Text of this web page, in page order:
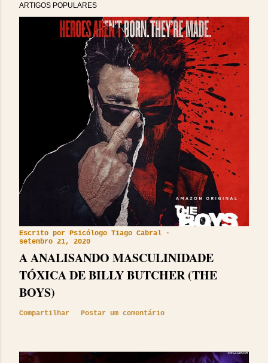
ARTIGOS POPULARES
Escrito por Psicólogo Tiago Cabral
setembro 21, 2020
A ANALISANDO MASCULINIDADE
TÓXICA DE BILLY BUTCHER (THE
BOYS)
Compartilhar Postar um comentário